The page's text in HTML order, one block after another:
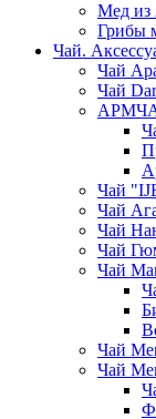
Мед из
Грибы
Чай.
Чай
Чай
Чай
Чай
Чай
Чай
Чай
Чай
Чай